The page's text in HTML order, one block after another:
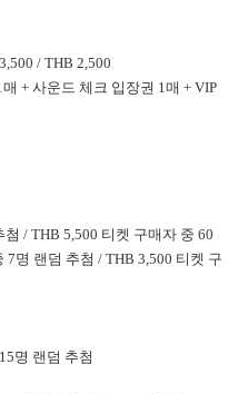
/ THB 2,500
+ 사운드 체크 입장권 1매 + VIP
/ THB 5,500 티켓 구매자 중 60
7명 랜덤 추첨 / THB 3,500 티켓 구
명 랜덤 추첨